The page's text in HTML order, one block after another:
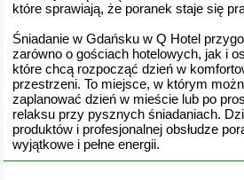
które sprawiają, że poranek staje się
Śniadanie w Gdańsku w Q Hotel
zarówno o gościach hotelowych, jak i
które chcą rozpocząć dzień w
przestrzeni. To miejsce, w którym
zaplanować dzień w mieście lub po
relaksu przy pysznych śniadaniach.
produktów i profesjonalnej obsłudze
wyjątkowe i pełne energii.